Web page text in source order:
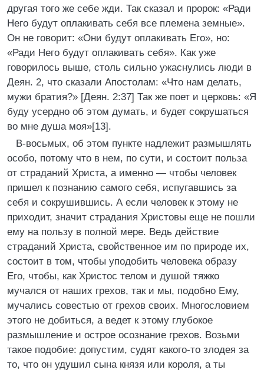
другая того же себе жди. Так сказал и пророк: «Ради
Него будут оплакивать себя все племена земные».
Он не говорит: «Они будут оплакивать Его», но:
«Ради Него будут оплакивать себя». Как уже
говорилось выше, столь сильно ужаснулись люди в
Деян. 2, что сказали Апостолам: «Что нам делать,
мужи братия?» [Деян. 2:37] Так же поет и церковь: «Я
буду усердно об этом думать, и будет сокрушаться
во мне душа моя»[13].
В-восьмых, об этом пункте надлежит размышлять
особо, потому что в нем, по сути, и состоит польза
от страданий Христа, а именно — чтобы человек
пришел к познанию самого себя, испугавшись за
себя и сокрушившись. А если человек к этому не
приходит, значит страдания Христовы еще не пошли
ему на пользу в полной мере. Ведь действие
страданий Христа, свойственное им по природе их,
состоит в том, чтобы уподобить человека образу
Его, чтобы, как Христос телом и душой тяжко
мучался от наших грехов, так и мы, подобно Ему,
мучались совестью от грехов своих. Многословием
этого не добиться, а ведет к этому глубокое
размышление и острое осознание грехов. Возьми
такое подобие: допустим, судят какого-то злодея за
то, что он удушил сына князя или короля, а ты